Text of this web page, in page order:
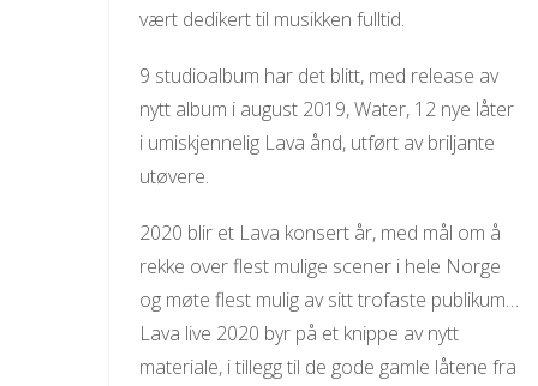
vært dedikert til musikken fulltid.
9 studioalbum har det blitt, med release av
nytt album i august 2019, Water, 12 nye låter
i umiskjennelig Lava ånd, utført av briljante
utøvere.
2020 blir et Lava konsert år, med mål om å
rekke over flest mulige scener i hele Norge
og møte flest mulig av sitt trofaste publikum…
Lava live 2020 byr på et knippe av nytt
materiale, i tillegg til de gode gamle låtene fra